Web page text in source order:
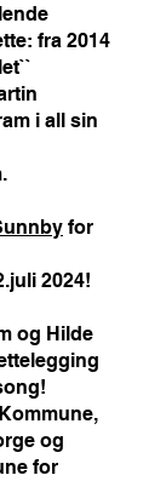
fra 2014
i all sin
for
2024!
og Hilde
og
for